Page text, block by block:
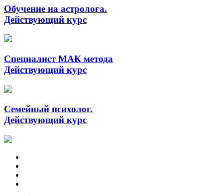
Обучение на астролога.
Действующий курс
Специалист МАК метода
Действующий курс
Семейный психолог.
Действующий курс